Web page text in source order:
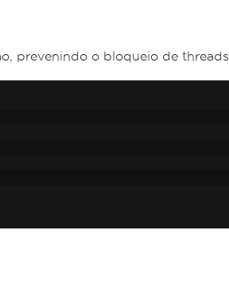
prevenindo o bloqueio de threads.